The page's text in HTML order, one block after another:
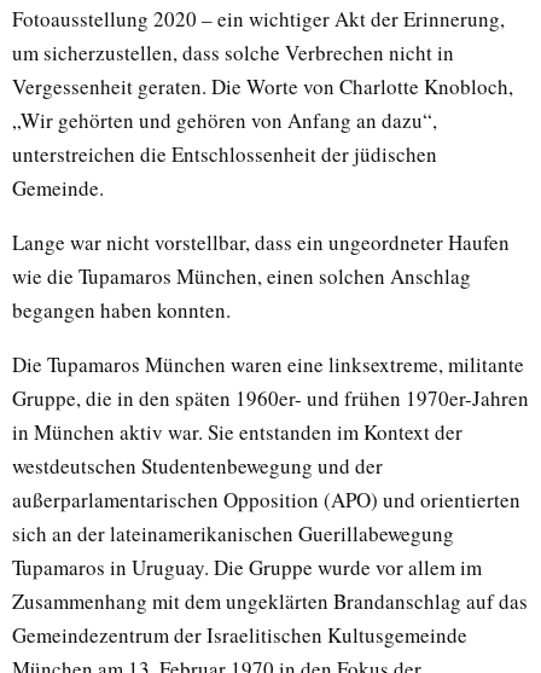
Fotoausstellung 2020 – ein wichtiger Akt der Erinnerung,
um sicherzustellen, dass solche Verbrechen nicht in
Vergessenheit geraten. Die Worte von Charlotte Knobloch,
„Wir gehörten und gehören von Anfang an dazu“,
unterstreichen die Entschlossenheit der jüdischen
Gemeinde.
Lange war nicht vorstellbar, dass ein ungeordneter Haufen
wie die Tupamaros München, einen solchen Anschlag
begangen haben konnten.
Die Tupamaros München waren eine linksextreme, militante
Gruppe, die in den späten 1960er- und frühen 1970er-Jahren
in München aktiv war. Sie entstanden im Kontext der
westdeutschen Studentenbewegung und der
außerparlamentarischen Opposition (APO) und orientierten
sich an der lateinamerikanischen Guerillabewegung
Tupamaros in Uruguay. Die Gruppe wurde vor allem im
Zusammenhang mit dem ungeklärten Brandanschlag auf das
Gemeindezentrum der Israelitischen Kultusgemeinde